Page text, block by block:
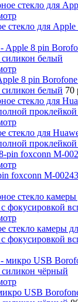
стекло для
8 pin
белый 70
стекло для
foxconn M-
стекло камеры
фокусировкой
USB